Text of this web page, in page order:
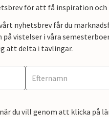
för att få inspiration och
nyhetsbrev får du
på vistelser i våra
att delta i tävlingar.
du vill genom att klicka på